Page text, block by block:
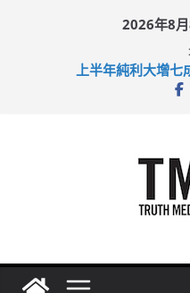
2026年8月
上半年純利大增七
拜仁熱身賽挫